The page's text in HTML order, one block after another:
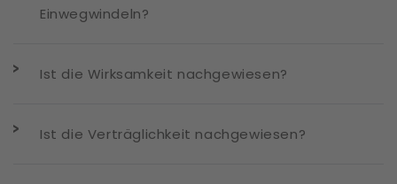
Einwegwindeln?
Ist die Wirksamkeit nachgewiesen?
Ist die Verträglichkeit nachgewiesen?